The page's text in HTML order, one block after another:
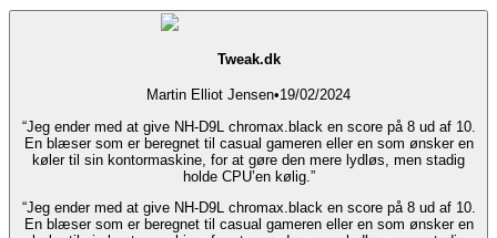
Tweak.dk
Martin Elliot Jensen•19/02/2024
“Jeg ender med at give NH-D9L chromax.black en score på 8 ud af 10.
En blæser som er beregnet til casual gameren eller en som ønsker en
køler til sin kontormaskine, for at gøre den mere lydløs, men stadig
holde CPU’en kølig.”
“Jeg ender med at give NH-D9L chromax.black en score på 8 ud af 10.
En blæser som er beregnet til casual gameren eller en som ønsker en